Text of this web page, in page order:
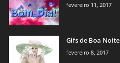
fevereiro 11, 2017
Gifs de Boa Noite
fevereiro 8, 2017